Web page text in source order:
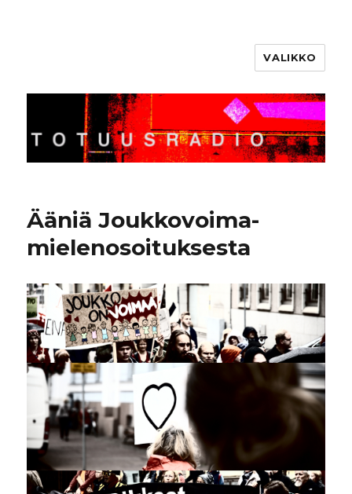
VALIKKO
Ääniä Joukkovoima-
mielenosoituksesta